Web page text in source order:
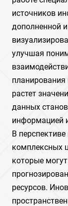
источников
дополненной
улучшая
растет
данных
информацией
В
комплексных
которые
ресурсов.